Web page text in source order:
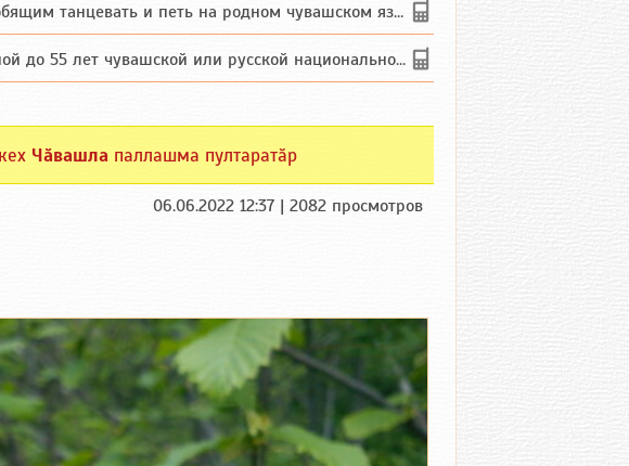
танцевать и петь на родном чувашском языке
55 лет чувашской или русской национальности дл...
Чӑвашла паллашма пултаратӑр
06.06.2022 12:37 | 2082 просмотров